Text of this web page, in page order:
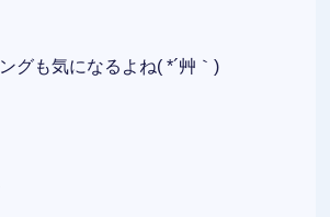
グも気になるよね( *´艸｀)